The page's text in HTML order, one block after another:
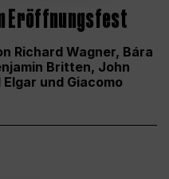
Eröffnungsfest
Richard Wagner, Bára
Britten, John
und Giacomo